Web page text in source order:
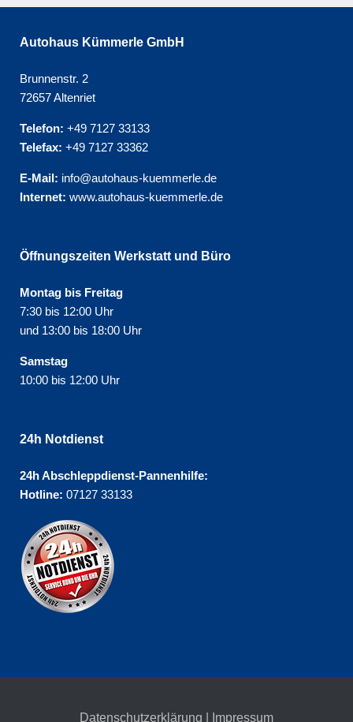
Autohaus Kümmerle GmbH
Brunnenstr. 2
72657 Altenriet
Telefon: +49 7127 33133
Telefax: +49 7127 33362
E-Mail: info@autohaus-kuemmerle.de
Internet: www.autohaus-kuemmerle.de
Öffnungszeiten Werkstatt und Büro
Montag bis Freitag
7:30 bis 12:00 Uhr
und 13:00 bis 18:00 Uhr
Samstag
10:00 bis 12:00 Uhr
24h Notdienst
24h Abschleppdienst-Pannenhilfe:
Hotline: 07127 33133
Datenschutzerklärung Impressum